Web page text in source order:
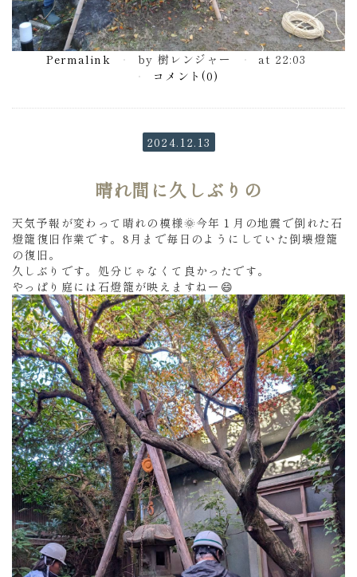
Permalink by 樹レンジャー
at 22:03
コメント(0)
2024.12.13
晴れ間に久しぶりの
天気予報が変わって晴れの模様🌞今年１月の地震で倒れた石
燈籠復旧作業です。8月まで毎日のようにしていた倒壊燈籠
の復旧。
久しぶりです。処分じゃなくて良かったです。
やっぱり庭には石燈籠が映えますねー😄